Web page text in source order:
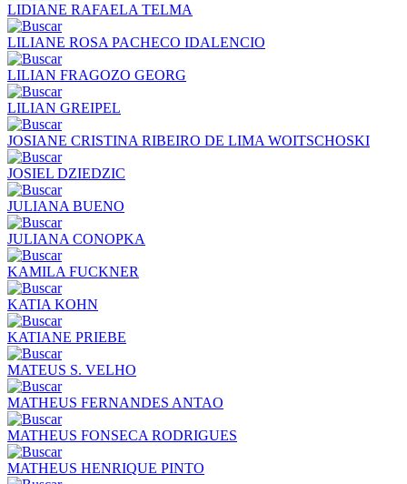
LIDIANE RAFAELA TELMA
LILIANE ROSA PACHECO IDALENCIO
LILIAN FRAGOZO GEORG
LILIAN GREIPEL
JOSIANE CRISTINA RIBEIRO DE LIMA WOITSCHOSKI
JOSIEL DZIEDZIC
JULIANA BUENO
JULIANA CONOPKA
KAMILA FUCKNER
KATIA KOHN
KATIANE PRIEBE
MATEUS S. VELHO
MATHEUS FERNANDES ANTAO
MATHEUS FONSECA RODRIGUES
MATHEUS HENRIQUE PINTO